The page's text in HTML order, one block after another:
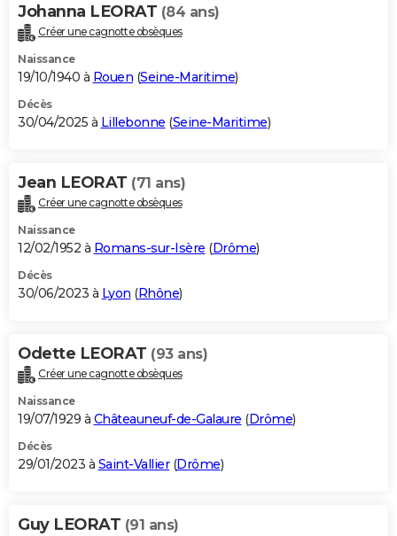
Carte de Noël
Carte Bonne année
Carte Saint-Valentin
Carte Pâques
Carte d'anniversaire
DICTIONNAIRE
Dictionnaire
Biographies
Citations
Expressions
Proverbes
PROGRAMME TV
S'inscrire
Se connecter
Lycées
Collèges
Primaires
Universités
Entreprises
Service militaire
Avis de recherche
AVIS DE DÉCÈS
Bricolage
Lifestyle
Culture
Sport
Auto
Television
Voyage
Cinema
Johanna LEORAT (84 ans)
Créer une cagnotte obsèques
Naissance
19/10/1940 à Rouen (Seine-Maritime)
Décès
30/04/2025 à Lillebonne (Seine-Maritime)
Jean LEORAT (71 ans)
Créer une cagnotte obsèques
Naissance
12/02/1952 à Romans-sur-Isère (Drôme)
Décès
30/06/2023 à Lyon (Rhône)
Odette LEORAT (93 ans)
Créer une cagnotte obsèques
Naissance
19/07/1929 à Châteauneuf-de-Galaure (Drôme)
Décès
29/01/2023 à Saint-Vallier(Drôme)
Guy LEORAT (91 ans)